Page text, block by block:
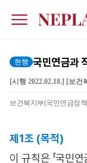
현행 국민연금과
[시행 2022.02.18.] [보건
보건복지부(국민연금정책
제1조 (목적)
이 규칙은 「국민